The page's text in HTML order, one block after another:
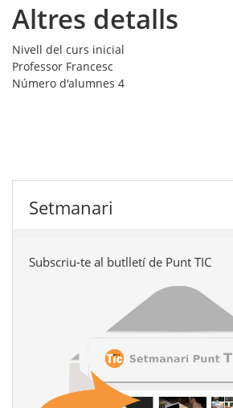
Altres detalls
Nivell del curs inicial
Professor Francesc
Número d'alumnes 4
Setmanari
Subscriu-te al butlletí de Punt TIC